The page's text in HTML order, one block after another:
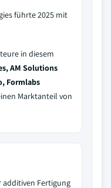
führte 2025 mit
in diesem
AM Solutions
Formlabs
Marktanteil von
Fertigung